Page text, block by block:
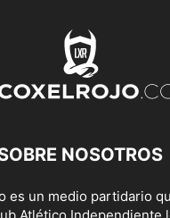
NOSOTROS
es un medio partidario